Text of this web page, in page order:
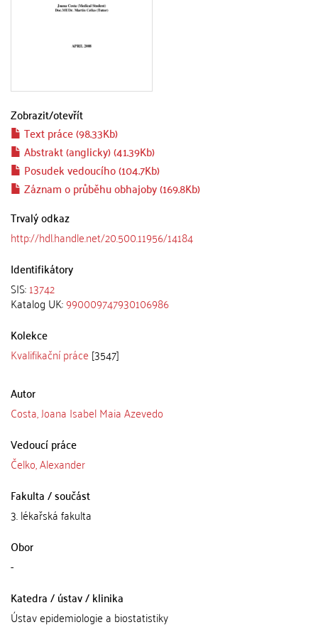
Zobrazit/otevřít
Text práce (98.33Kb)
Abstrakt (anglicky) (41.39Kb)
Posudek vedoucího (104.7Kb)
Záznam o průběhu obhajoby (169.8Kb)
Trvalý odkaz
http://hdl.handle.net/20.500.11956/14184
Identifikátory
SIS:13742
Katalog UK:990009747930106986
Kolekce
Kvalifikační práce [3547]
Autor
Costa, Joana Isabel Maia Azevedo
Vedoucí práce
Čelko, Alexander
Fakulta / součást
3. lékařská fakulta
Obor
-
Katedra / ústav / klinika
Ústav epidemiologie a biostatistiky